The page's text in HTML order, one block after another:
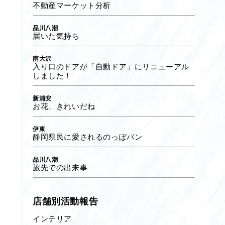
不動産マーケット分析
品川八潮
届いた気持ち
南大沢
入り口のドアが「自動ドア」にリニューアル
しました！
新浦安
お花、きれいだね
伊東
静岡県民に愛されるのっぽパン
品川八潮
旅先での出来事
店舗別活動報告
インテリア